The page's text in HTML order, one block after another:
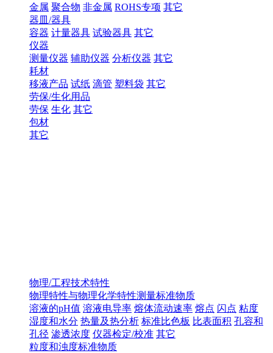
金属 聚合物 非金属 ROHS专项 其它
器皿/器具
容器 计量器具 试验器具 其它
仪器
测量仪器 辅助仪器 分析仪器 其它
耗材
移液产品 试纸 滴管 塑料袋 其它
劳保/生化用品
劳保 生化 其它
包材
其它
物理/工程技术特性
物理特性与物理化学特性测量标准物质
溶液的pH值 溶液电导率 熔体流动速率 熔点 闪点 粘度
湿度和水分 热量及热分析 标准比色板 比表面积 孔容和
孔径 渗透浓度 仪器检定/校准 其它
粒度和浊度标准物质